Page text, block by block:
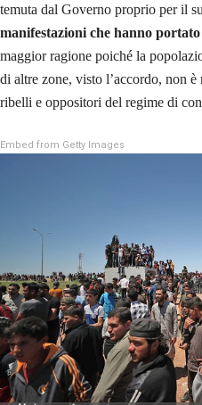
temuta dal Governo proprio per il
manifestazioni che hanno
maggior ragione poiché la
di altre zone, visto l’accordo, non è
ribelli e oppositori del regime di
Embed from Getty Images